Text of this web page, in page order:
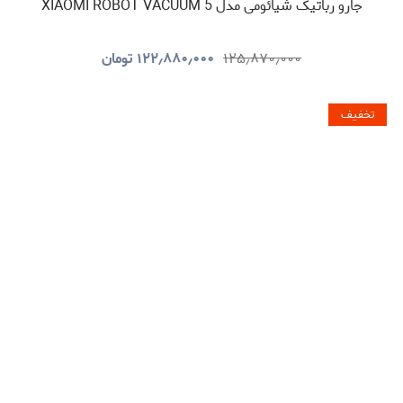
جارو رباتیک شیائومی مدل XIAOMI ROBOT VACUUM 5
۱۲۵٫۸۷۰٫۰۰۰ ۱۲۲٫۸۸۰٫۰۰۰ تومان
تخفیف